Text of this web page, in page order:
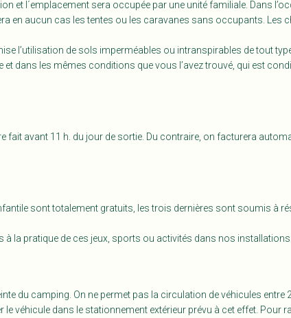
et l´emplacement sera occupée par une unité familiale. Dans
en aucun cas les tentes ou les caravanes sans occupants.
l’utilisation de sols imperméables ou intranspirables de tout
et dans les mêmes conditions que vous l’avez trouvé, qui est
fait avant 11 h. du jour de sortie. Du contraire, on facturera
sont totalement gratuits, les trois dernières sont soumis à
la pratique de ces jeux, sports ou activités dans nos installations.
du camping. On ne permet pas la circulation de véhicules entre
véhicule dans le stationnement extérieur prévu à cet effet. Pour